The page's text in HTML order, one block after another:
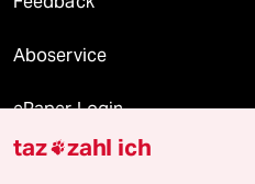
Aboservice
ePaper Login
Downloads für Abonnierende
taz zahl ich